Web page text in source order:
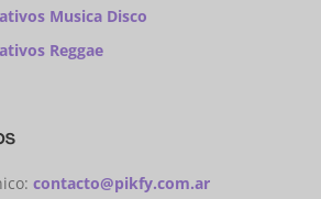
Musica Disco
Reggae
contacto@pikfy.com.ar